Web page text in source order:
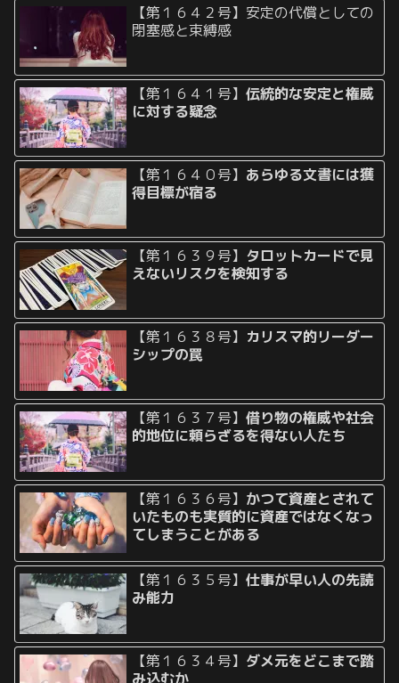
【第１６４２号】安定の代償としての
閉塞感と束縛感
【第１６４１号】伝統的な安定と権威
に対する疑念
【第１６４０号】 あらゆる文書には獲
得目標が宿る
【第１６３９号】 タロットカードで見
えないリスクを検知する
【第１６３８号】 カリスマ的リーダー
シップの罠
【第１６３７号】借り物の権威や社会
的地位に頼らざるを得ない人たち
【第１６３６号】 かつて資産とされて
いたものも実質的に資産ではなくなっ
てしまうことがある
【第１６３５号】仕事が早い人の先読
み能力
【第１６３４号】 ダメ元をどこまで踏
み込むか